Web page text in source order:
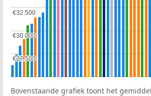
€27.500
€27.500
€30.000
€30.000
€32.500
€32.500
Bovenstaande grafiek toont het